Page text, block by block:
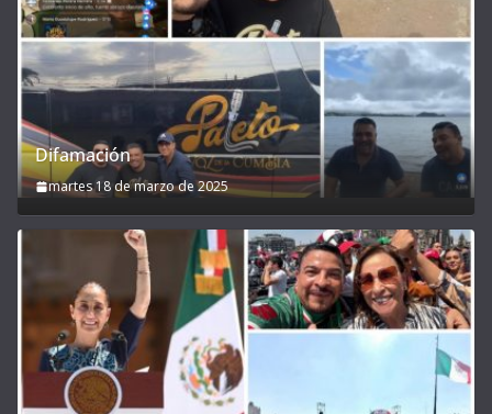
Difamación
martes 18 de marzo de 2025